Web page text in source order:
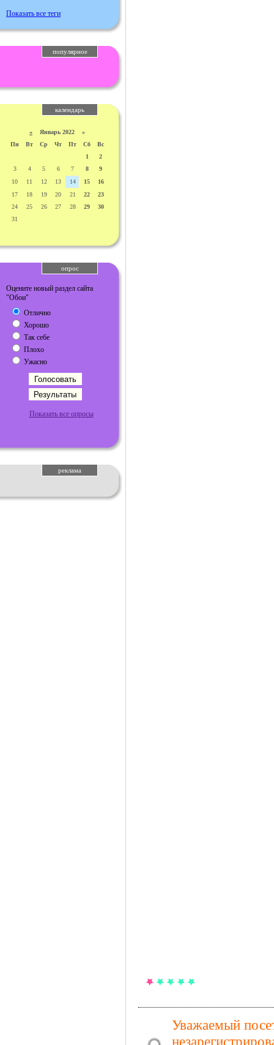
Показать все теги
популярное
календарь
« Январь 2022 »
Пн
Вт Ср Чт Пт Сб
Вс
1
2
3
4 5 6 7 8
9
10
11 12 13 14 15
16
17
18 19 20 21 22
23
24
25 26 27 28 29
30
31
опрос
Оцените новый раздел сайта
"Обои"
Отлично
Хорошо
Так себе
Плохо
Ужасно
Показать все опросы
реклама
Уважаемый